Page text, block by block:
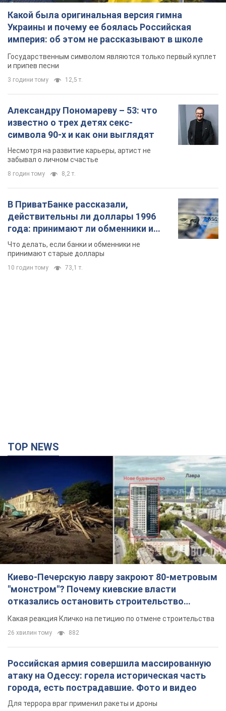
Какой была оригинальная версия гимна
Украины и почему ее боялась Российская
империя: об этом не рассказывают в школе
Государственным символом являются только первый куплет
и припев песни
3 години тому 12,5 т.
Александру Пономареву – 53: что
известно о трех детях секс-
символа 90-х и как они выглядят
Несмотря на развитие карьеры, артист не
забывал о личном счастье
8 годин тому 8,2 т.
В ПриватБанке рассказали,
действительны ли доллары 1996
года: принимают ли обменники и
банки такие купюры
Что делать, если банки и обменники не
принимают старые доллары
10 годин тому 73,1 т.
TOP NEWS
Киево-Печерскую лавру закроют 80-метровым
"монстром"? Почему киевские власти
отказались остановить строительство
небоскреба "московского верующего"
Какая реакция Кличко на петицию по отмене строительства
26 хвилин тому 882
Российская армия совершила массированную
атаку на Одессу: горела историческая часть
города, есть пострадавшие. Фото и видео
Для террора враг применил ракеты и дроны